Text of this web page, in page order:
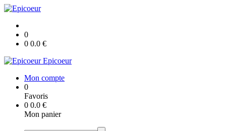
0
0 0.0 €
Epicoeur
Mon compte
0
Favoris
0 0.0 €
Mon panier